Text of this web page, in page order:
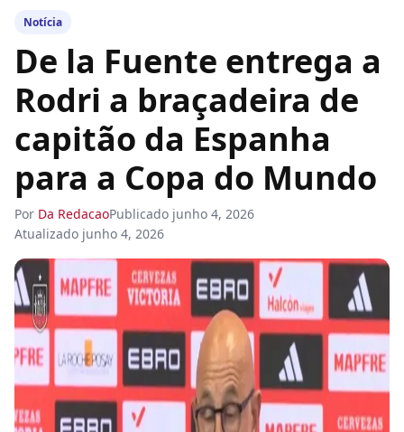
Notícia
De la Fuente entrega a
Rodri a braçadeira de
capitão da Espanha
para a Copa do Mundo
Por Da RedacaoPublicado junho 4, 2026
Atualizado junho 4, 2026